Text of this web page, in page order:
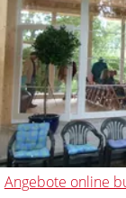
Angebote online